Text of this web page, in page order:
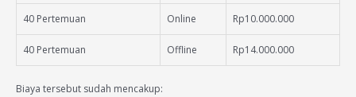
40 Pertemuan Online Rp10.000.000
40 Pertemuan Offline Rp14.000.000
Biaya tersebut sudah mencakup: